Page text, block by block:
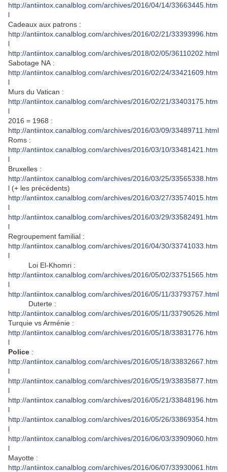
http://antiintox.canalblog.com/archives/2016/04/14/33663445.htm
l
Cadeaux aux patrons :
http://antiintox.canalblog.com/archives/2016/02/21/33393996.htm
l
http://antiintox.canalblog.com/archives/2018/02/05/36110202.html
Sabotage NA :
http://antiintox.canalblog.com/archives/2016/02/24/33421609.htm
l
Murs du Vatican :
http://antiintox.canalblog.com/archives/2016/02/21/33403175.htm
l
2016 = 1968 :
http://antiintox.canalblog.com/archives/2016/03/09/33489711.html
Roms :
http://antiintox.canalblog.com/archives/2016/03/10/33481421.htm
l
Bruxelles :
http://antiintox.canalblog.com/archives/2016/03/25/33565338.htm
l (+ les précédents)
http://antiintox.canalblog.com/archives/2016/03/27/33574015.htm
l
http://antiintox.canalblog.com/archives/2016/03/29/33582491.htm
l
Regroupement familial :
http://antiintox.canalblog.com/archives/2016/04/30/33741033.htm
l
Loi El-Khomri :
http://antiintox.canalblog.com/archives/2016/05/02/33751565.htm
l
http://antiintox.canalblog.com/archives/2016/05/11/33793757.html
Duterte :
http://antiintox.canalblog.com/archives/2016/05/11/33790526.html
Turquie vs Arménie :
http://antiintox.canalblog.com/archives/2016/05/18/33831776.htm
l
Police :
http://antiintox.canalblog.com/archives/2016/05/18/33832667.htm
l
http://antiintox.canalblog.com/archives/2016/05/19/33835877.htm
l
http://antiintox.canalblog.com/archives/2016/05/21/33848196.htm
l
http://antiintox.canalblog.com/archives/2016/05/26/33869354.htm
l
http://antiintox.canalblog.com/archives/2016/06/03/33909060.htm
l
Mayotte :
http://antiintox.canalblog.com/archives/2016/06/07/33930061.htm